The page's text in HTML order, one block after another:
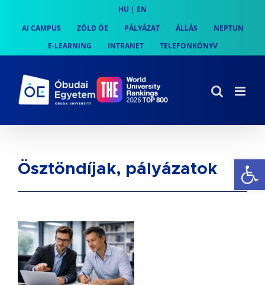
content
HU | EN
AI CAMPUS
ZÖLD ÓE PÁLYÁZAT ÁLLÁS
NEPTUN
E-LEARNING
INTRANET TELEFONKÖNYV
Ösztöndíjak, pályázatok